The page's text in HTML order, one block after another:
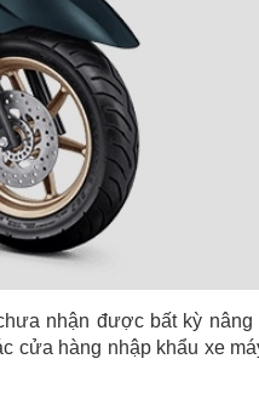
nhận được bất kỳ nâng
cửa hàng nhập khẩu xe